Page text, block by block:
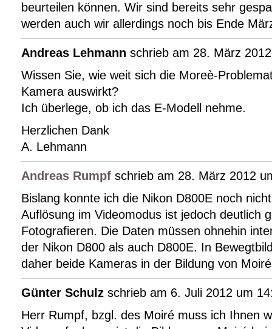
beurteilen können. Wir sind bereits sehr
werden auch wir allerdings noch bis Ende
Andreas Lehmann schrieb am 28. März
Wissen Sie, wie weit sich die Moreè-
Kamera auswirkt?
Ich überlege, ob ich das E-Modell nehme.
Herzlichen Dank
A. Lehmann
Andreas Rumpf schrieb am 28. März 2012
Bislang konnte ich die Nikon D800E noch
Auflösung im Videomodus ist jedoch deutlich
Fotografieren. Die Daten müssen ohnehin
der Nikon D800 als auch D800E. In
daher beide Kameras in der Bildung von
Günter Schulz schrieb am 6. Juli 2012 um
Herr Rumpf, bzgl. des Moiré muss ich Ihnen